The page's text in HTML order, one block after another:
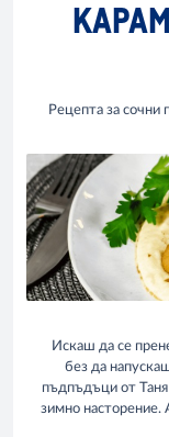
Рецепта за
Искаш да се
без да
пъдпъдъци от
зимно насторение.